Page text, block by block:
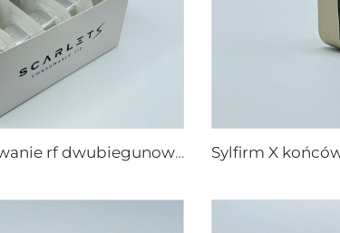
Scarlet S Mikroigłowanie rf dwubiegunowe elektrody zużywalne końcówki 25pin